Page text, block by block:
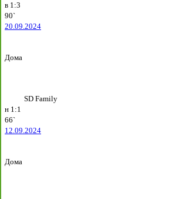
в 1:3
90`
20.09.2024
Дома
SD Family
н 1:1
66`
12.09.2024
Дома